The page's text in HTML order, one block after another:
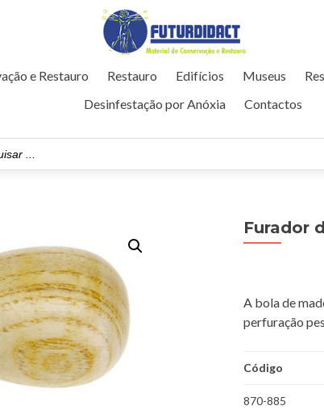
e Restauro Restauro Edifícios Museus
Desinfestação por Anóxia
Contactos
Furador
A bola de
perfuração
Código
870-885